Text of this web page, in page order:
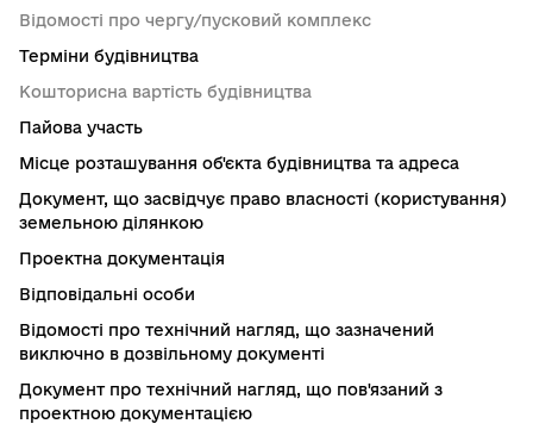
Відомості про чергу/пусковий комплекс
Терміни будівництва
Кошторисна вартість будівництва
Пайова участь
Місце розташування об'єкта будівництва та адреса
Документ, що засвідчує право власності (користування)
земельною ділянкою
Проектна документація
Відповідальні особи
Відомості про технічний нагляд, що зазначений
виключно в дозвільному документі
Документ про технічний нагляд, що пов'язаний з
проектною документацією